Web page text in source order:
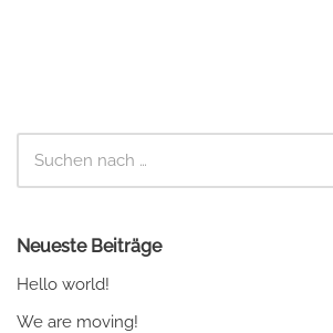
Neueste Beiträge
Hello world!
We are moving!